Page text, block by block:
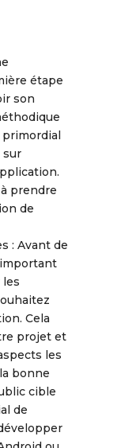
étape
son
sur
prendre
de
: Avant de
Cela
projet et
les
bonne
cible
de